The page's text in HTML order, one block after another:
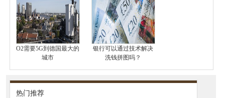
O2需要5G到德国最大的
城市
银行可以通过技术解决
洗钱拼图吗？
热门推荐